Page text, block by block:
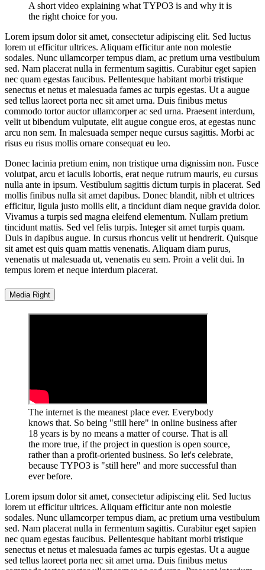
A short video explaining what TYPO3 is and why it is
the right choice for you.
Lorem ipsum dolor sit amet, consectetur adipiscing elit. Sed luctus
lorem ut efficitur ultrices. Aliquam efficitur ante non molestie
sodales. Nunc ullamcorper tempus diam, ac pretium urna vestibulum
sed. Nam placerat nulla in fermentum sagittis. Curabitur eget sapien
nec quam egestas faucibus. Pellentesque habitant morbi tristique
senectus et netus et malesuada fames ac turpis egestas. Ut a augue
sed tellus laoreet porta nec sit amet urna. Duis finibus metus
commodo tortor auctor ullamcorper ac sed urna. Praesent interdum,
velit ut bibendum vulputate, elit augue congue eros, at egestas nunc
arcu non sem. In malesuada semper neque cursus sagittis. Morbi ac
risus eu risus mollis ornare consequat eu leo.
Donec lacinia pretium enim, non tristique urna dignissim non. Fusce
volutpat, arcu et iaculis lobortis, erat neque rutrum mauris, eu cursus
nulla ante in ipsum. Vestibulum sagittis dictum turpis in placerat. Sed
mollis finibus nulla sit amet dapibus. Donec blandit, nibh et ultrices
efficitur, ligula justo mollis elit, a tincidunt diam neque gravida dolor.
Vivamus a turpis sed magna eleifend elementum. Nullam pretium
tincidunt mattis. Sed vel felis turpis. Integer sit amet turpis quam.
Duis in dapibus augue. In cursus rhoncus velit ut hendrerit. Quisque
sit amet est quis quam mattis venenatis. Aliquam diam purus,
venenatis ut malesuada ut, venenatis eu sem. Proin a velit dui. In
tempus lorem et neque interdum placerat.
Media Right
The internet is the meanest place ever. Everybody
knows that. So being "still here" in online business after
18 years is by no means a matter of course. That is all
the more true, if the project in question is open source,
rather than a profit-oriented business. So let's celebrate,
because TYPO3 is "still here" and more successful than
ever before.
Lorem ipsum dolor sit amet, consectetur adipiscing elit. Sed luctus
lorem ut efficitur ultrices. Aliquam efficitur ante non molestie
sodales. Nunc ullamcorper tempus diam, ac pretium urna vestibulum
sed. Nam placerat nulla in fermentum sagittis. Curabitur eget sapien
nec quam egestas faucibus. Pellentesque habitant morbi tristique
senectus et netus et malesuada fames ac turpis egestas. Ut a augue
sed tellus laoreet porta nec sit amet urna. Duis finibus metus